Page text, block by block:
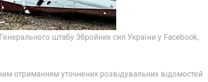
штабу Збройних сил України у Facebook,
отриманням уточнених розвідувальних відомостей